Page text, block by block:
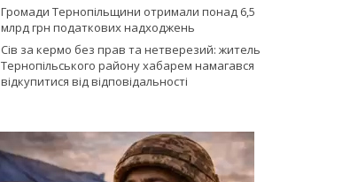
Громади Тернопільщини отримали понад 6,5
млрд грн податкових надходжень
Сів за кермо без прав та нетверезий: житель
Тернопільського району хабарем намагався
відкупитися від відповідальності